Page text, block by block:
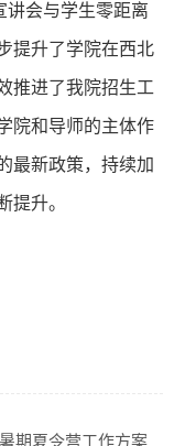
讲会与学生零距离
提升了学院在西北
推进了我院招生工
院和导师的主体作
最新政策，持续加
提升。
期夏令营工作方案